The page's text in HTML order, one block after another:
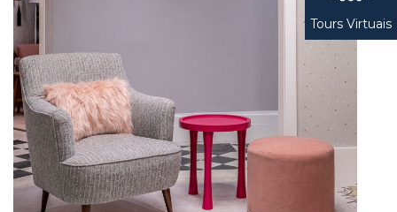
Tours Virtuais